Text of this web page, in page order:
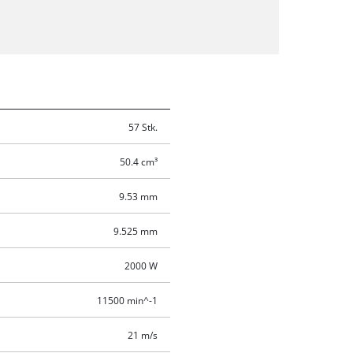
57 Stk.
50.4 cm³
9.53 mm
9.525 mm
2000 W
11500 min^-1
21 m/s